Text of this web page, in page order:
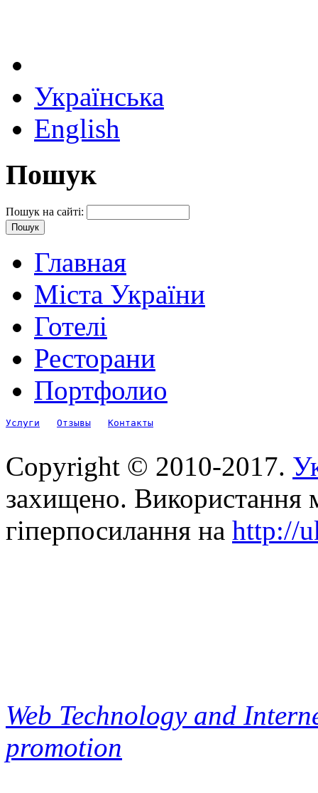
Українська
English
Пошук
Пошук на сайті:
Главная
Міста України
Готелі
Ресторани
Портфолио
Услуги Отзывы Контакты
Copyright © 2010-2017.
захищено. Використання
гіперпосилання на http://
Web Technology and
promotion